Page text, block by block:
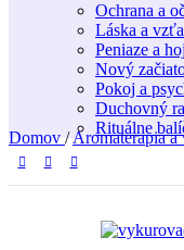
Ochrana a
Láska a
Peniaze a
Nový
Pokoj a
Duchovný
Rituálne
Domov / Aromaterapia a